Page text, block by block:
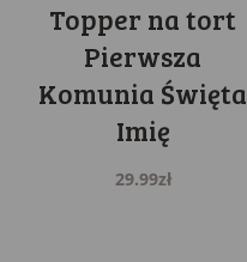
Topper na tort
Pierwsza
Komunia Święta
Imię
29.99zł